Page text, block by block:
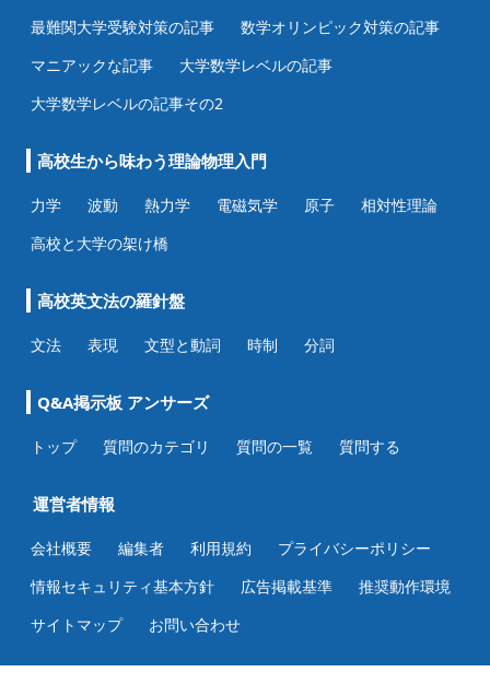
最難関大学受験対策の記事
数学オリンピック対策の記事
マニアックな記事
大学数学レベルの記事
大学数学レベルの記事その2
高校生から味わう理論物理入門
力学 波動 熱力学 電磁気学 原子
相対性理論
高校と大学の架け橋
高校英文法の羅針盤
文法 表現 文型と動詞 時制 分詞
Q&A掲示板 アンサーズ
トップ 質問のカテゴリ 質問の一覧 質問する
運営者情報
会社概要 編集者 利用規約
プライバシーポリシー
情報セキュリティ基本方針
広告掲載基準
推奨動作環境
サイトマップ
お問い合わせ